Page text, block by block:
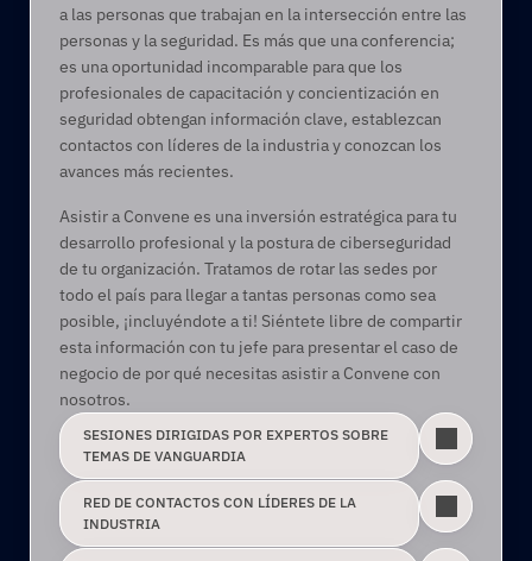
a las personas que trabajan en la intersección entre las
personas y la seguridad. Es más que una conferencia;
es una oportunidad incomparable para que los
profesionales de capacitación y concientización en
seguridad obtengan información clave, establezcan
contactos con líderes de la industria y conozcan los
avances más recientes.
Asistir a Convene es una inversión estratégica para tu
desarrollo profesional y la postura de ciberseguridad
de tu organización. Tratamos de rotar las sedes por
todo el país para llegar a tantas personas como sea
posible, ¡incluyéndote a ti! Siéntete libre de compartir
esta información con tu jefe para presentar el caso de
negocio de por qué necesitas asistir a Convene con
nosotros.
SESIONES DIRIGIDAS POR EXPERTOS SOBRE
TEMAS DE VANGUARDIA
RED DE CONTACTOS CON LÍDERES DE LA
INDUSTRIA